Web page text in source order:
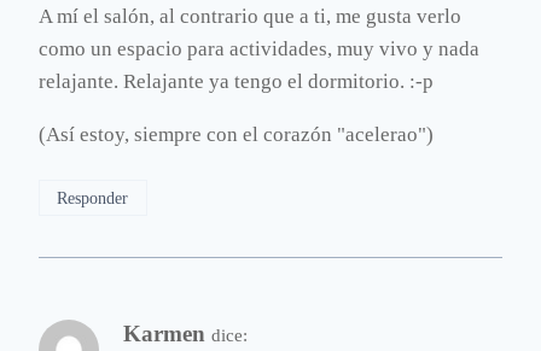
A mí el salón, al contrario que a ti, me gusta verlo
como un espacio para actividades, muy vivo y nada
relajante. Relajante ya tengo el dormitorio. :-p
(Así estoy, siempre con el corazón "acelerao")
Responder
Karmen dice: